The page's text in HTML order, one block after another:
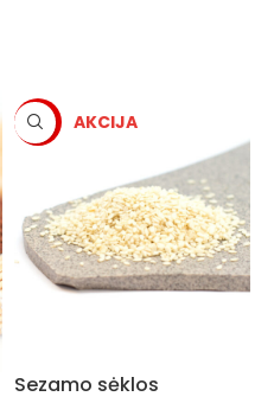
-5%
Sezamo sėklos